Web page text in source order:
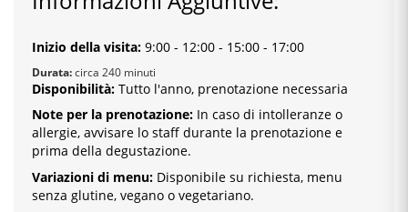
Inizio della visita: 9:00 - 12:00 - 15:00 - 17:00
Durata:circa 240 minuti
Disponibilità: Tutto l'anno, prenotazione necessaria
Note per la prenotazione: In caso di intolleranze o
allergie, avvisare lo staff durante la prenotazione e
prima della degustazione.
Variazioni di menu: Disponibile su richiesta, menu
senza glutine, vegano o vegetariano.